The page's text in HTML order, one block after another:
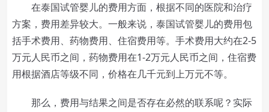
在泰国试管婴儿的费用方面，根据不同的医院和治疗
方案，费用差异较大。一般来说，泰国试管婴儿的费用包
括手术费用、药物费用、住宿费用等。手术费用大约在2-5
万元人民币之间，药物费用在1-2万元人民币之间，住宿费
用根据酒店等级不同，价格在几千元到上万元不等。
那么，费用与结果之间是否存在必然的联系呢？实际